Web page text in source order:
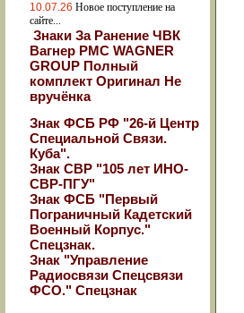
10.07.26 Новое поступление на
сайте...
Знаки За Ранение ЧВК
Вагнер РМС WAGNER
GROUP Полный
комплект Оригинал Не
вручёнка
Знак ФСБ РФ "26-й Центр
Специальной Связи.
Куба".
Знак СВР "105 лет ИНО-
СВР-ПГУ"
Знак ФСБ "Первый
Пограничный Кадетский
Военный Корпус."
Спецзнак.
Знак "Управление
Радиосвязи Спецсвязи
ФСО." Спецзнак